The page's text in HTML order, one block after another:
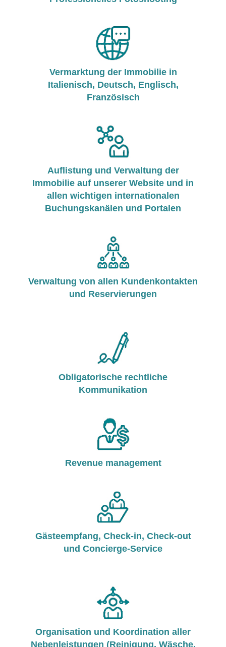
Vermarktung der Immobilie in
Italienisch, Deutsch, Englisch,
Französisch
Auflistung und Verwaltung der
Immobilie auf unserer Website und in
allen wichtigen internationalen
Buchungskanälen und Portalen
Verwaltung von allen Kundenkontakten
und Reservierungen
Obligatorische rechtliche
Kommunikation
Revenue management
Gästeempfang, Check-in, Check-out
und Concierge-Service
Organisation und Koordination aller
Nebenleistungen (Reinigung, Wäsche,